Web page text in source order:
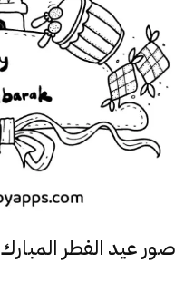
صور عيد الفطر المبارك 2026 للتلوين